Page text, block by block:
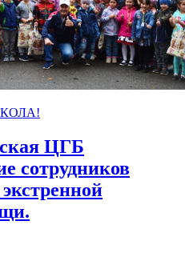
ЦГБ
сотрудников